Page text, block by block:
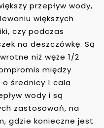
przepływ wody,
większych
czy podczas
na deszczówkę. Są
niż węże 1/2
między
średnicy 1 cala
wody i są
zastosowań, na
gdzie konieczne jest